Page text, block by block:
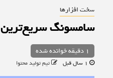
سخت افزارها
سامسونگ سریع‌ترین SSD مصرفی دنیا را معرفی کرد + مشخصات
1 دقیقه خوانده شده
تیم تولید محتوا